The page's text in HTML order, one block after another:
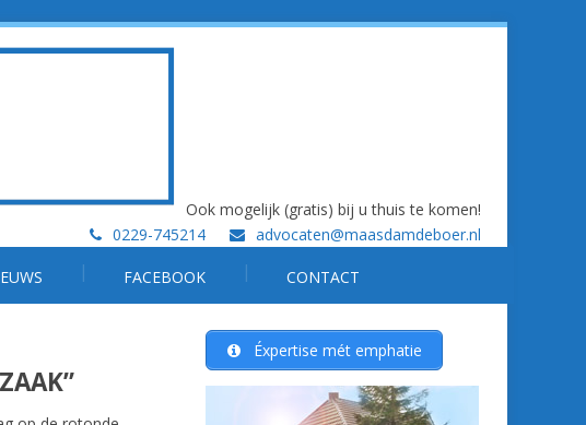
Ook mogelijk (gratis) bij u thuis te komen!
0229-745214
advocaten@maasdamdeboer.nl
FACEBOOK CONTACT
Éxpertise mét emphatie